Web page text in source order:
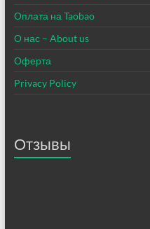
Оплата на Taobao
О нас – About us
Оферта
Privacy Policy
Отзывы